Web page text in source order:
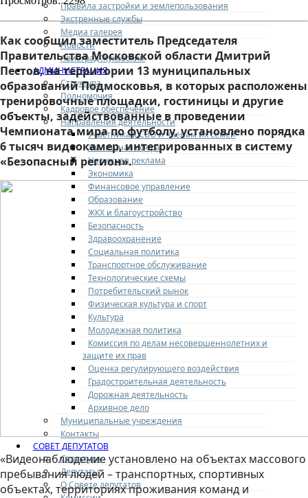
Правила застройки и землепользования
Экстренные службы
Медиа галерея
Новости
Авиаград Жуковский
АДМИНИСТРАЦИЯ
Структура
Полномочия
Кадровое обеспечение
Направления деятельности
Участникам СВО и членам их семей
Жилищная сфера
Наружная реклама
Экономика
Финансовое управление
Образование
ЖКХ и благоустройство
Безопасность
Здравоохранение
Социальная политика
Транспортное обслуживание
Технологические схемы
Потребительский рынок
Физическая культура и спорт
Культура
Молодежная политика
Комиссия по делам несовершеннолетних и
защите их прав
Оценка регулирующего воздействия
Градостроительная деятельность
Дорожная деятельность
Архивное дело
Муниципальные учреждения
Контакты
СОВЕТ ДЕПУТАТОВ
Структура
Депутаты
О Совете депутатов
Как сообщил заместитель Председателя
Правительства Московской области Дмитрий
Пестов, на территории 13 муниципальных
образований Подмосковья, в которых расположены
тренировочные площадки, гостиницы и другие
объекты, задействованные в проведении
Чемпионата мира по футболу, установлено порядка
6 тысяч видеокамер, интегрированных в систему
«Безопасный регион».
«Видеонаблюдение установлено на объектах массового
пребывания людей – транспортных, спортивных
объектах, территориях проживания команд и